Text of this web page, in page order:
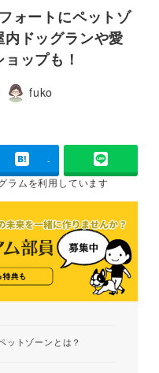
ォートにペットゾ
ドッグランや愛
ップも！
著
fuko
-
ラムを利用しています
ットゾーンとは？